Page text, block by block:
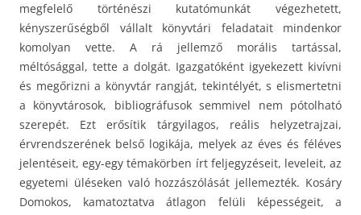
megfelelő történészi kutatómunkát végezhetett,
kényszerűségből vállalt könyvtári feladatait mindenkor
komolyan vette. A rá jellemző morális tartással,
méltósággal, tette a dolgát. Igazgatóként igyekezett kivívni
és megőrizni a könyvtár rangját, tekintélyét, s elismertetni
a könyvtárosok, bibliográfusok semmivel nem pótolható
szerepét. Ezt erősítik tárgyilagos, reális helyzetrajzai,
érvrendszerének belső logikája, melyek az éves és féléves
jelentéseit, egy-egy témakörben írt feljegyzéseit, leveleit, az
egyetemi üléseken való hozzászólását jellemezték. Kosáry
Domokos, kamatoztatva átlagon felüli képességeit, a